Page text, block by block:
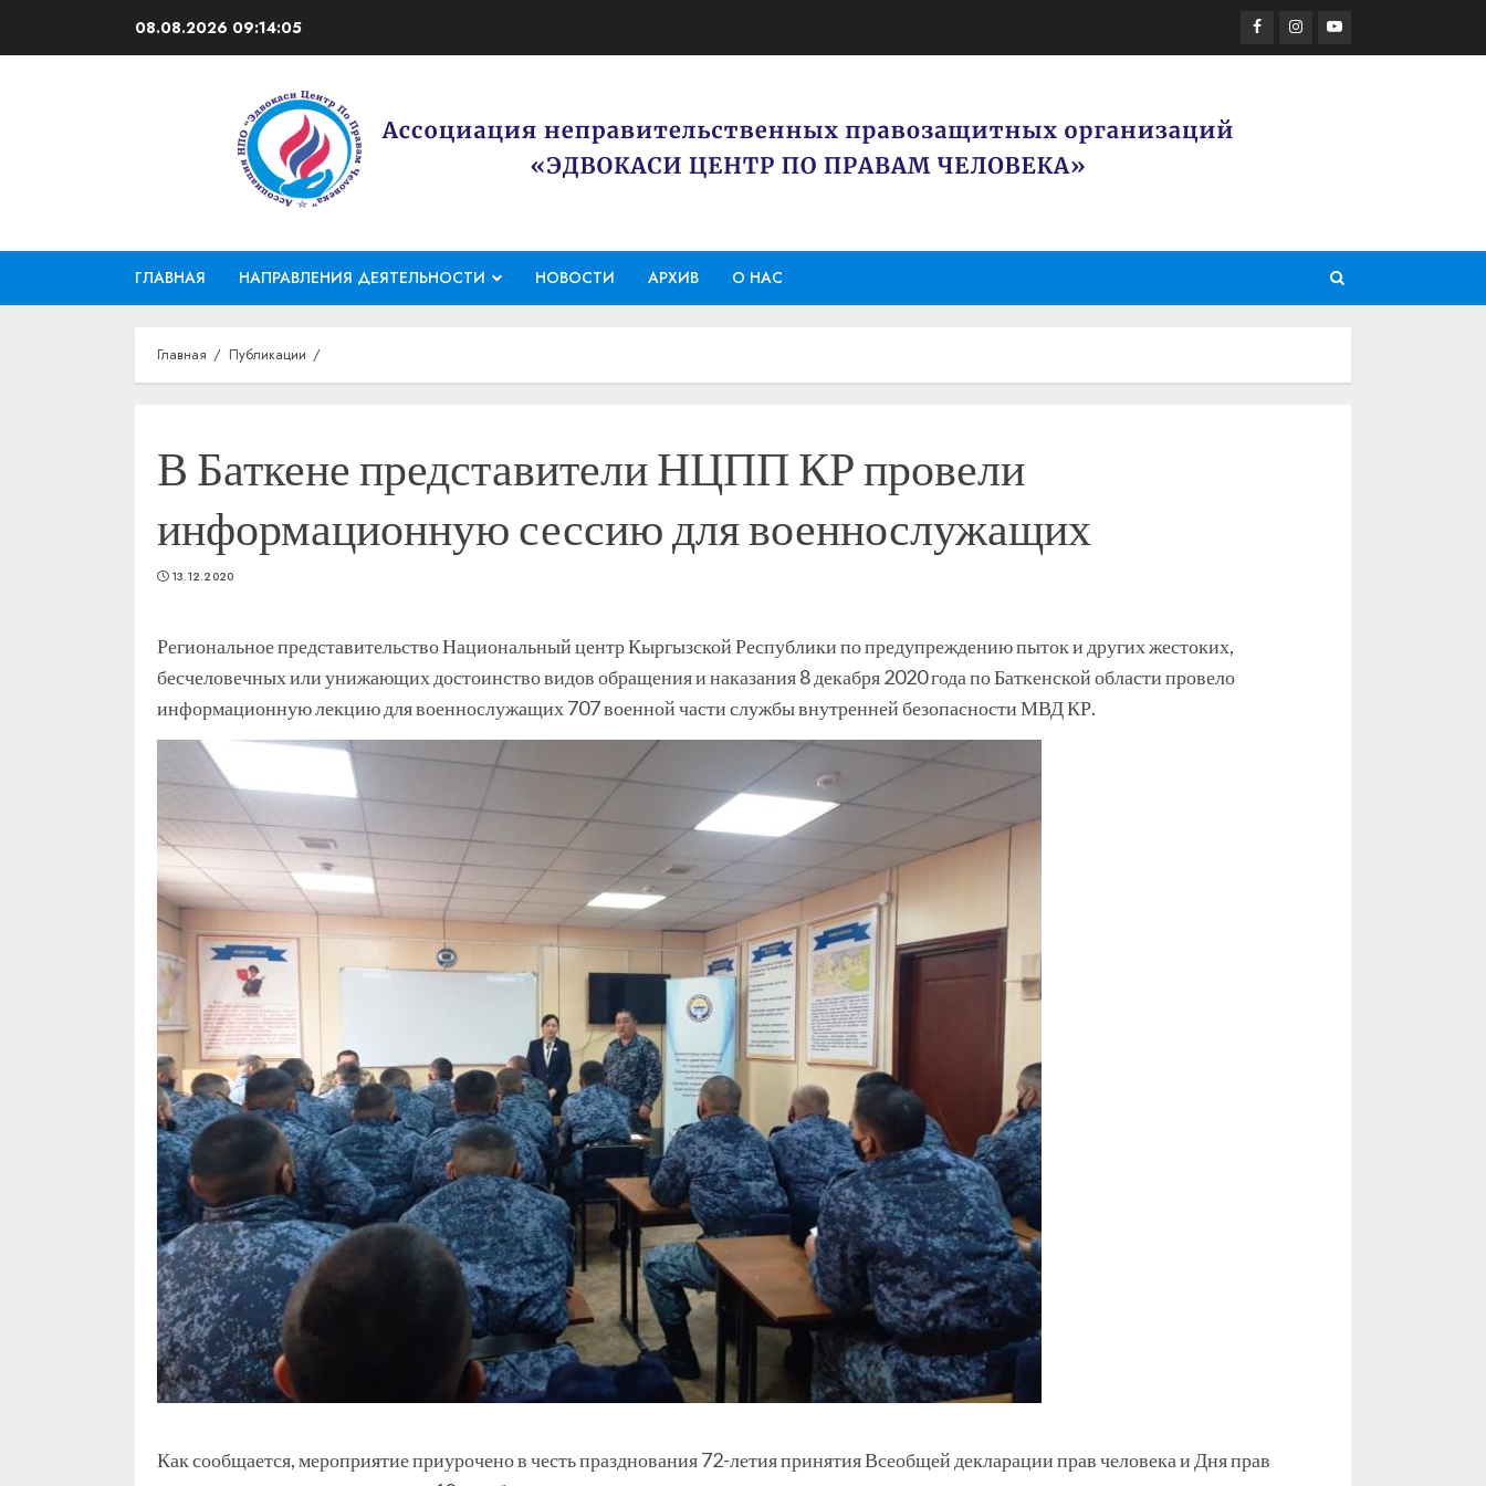
08.08.2026 09:14:07 Facebook
Instagram
Youtube
ГЛАВНАЯ НАПРАВЛЕНИЯ ДЕЯТЕЛЬНОСТИ НОВОСТИ АРХИВ О НАС
Главная Публикации
В Баткене представители НЦПП КР провели
информационную сессию для военнослужащих
13.12.2020
Региональное представительство Национальный центр Кыргызской Республики по предупреждению пыток и других жестоких,
бесчеловечных или унижающих достоинство видов обращения и наказания 8 декабря 2020 года по Баткенской области провело
информационную лекцию для военнослужащих 707 военной части службы внутренней безопасности МВД КР.
Как сообщается, мероприятие приурочено в честь празднования 72-летия принятия Всеобщей декларации прав человека и Дня прав